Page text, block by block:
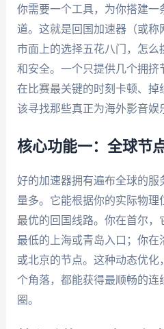
你需要一个工具，为你搭建一
道。这就是回国加速器（或称
市面上的选择五花八门，怎么
和安全。一个只提供几个拥挤
在比赛最关键的时刻卡顿、掉
该寻找那些真正为海外影音娱
核心功能一：全球节
好的加速器拥有遍布全球的服
量多。它能根据你的实际物理
最优的回国线路。你在首尔，
最低的上海或青岛入口；你在
或北京的节点。这种动态优化
个角落，都能获得最顺畅的连
圈。